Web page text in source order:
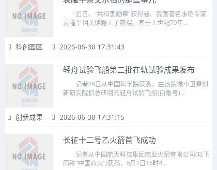
近日，“共和国勋章”获得者、我国著名水稻专家
袁隆平相关话题上了热搜。其于上世纪70年...
科创园区 2026-06-30 17:31:43
轻舟试验飞船第二批在轨试验成果发布
记者29日从中国科学院获悉，由该院微小卫星创
新研究院抓总研制的轻舟试验飞船(白象号)...
创新成果 2026-06-30 17:31:15
长征十二号乙火箭首飞成功
记者从中国航天科技集团商业火箭有限公司(以下
简称“中国商火”)获悉，6月1日16时4...